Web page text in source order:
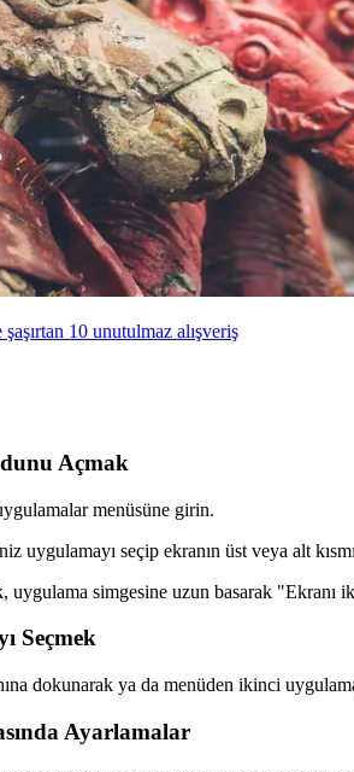
10 unutulmaz alışveriş
Açmak
menüsüne girin.
uygulamayı seçip ekranın üst veya alt
uygulama simgesine uzun basarak "Ekranı
Seçmek
dokunarak ya da menüden ikinci
Ayarlamalar